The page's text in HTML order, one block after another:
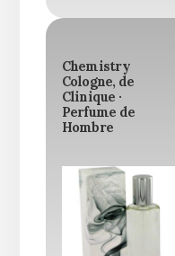
Chemistry
Cologne, de
Clinique ·
Perfume de
Hombre